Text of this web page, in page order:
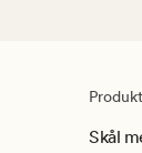
Skål